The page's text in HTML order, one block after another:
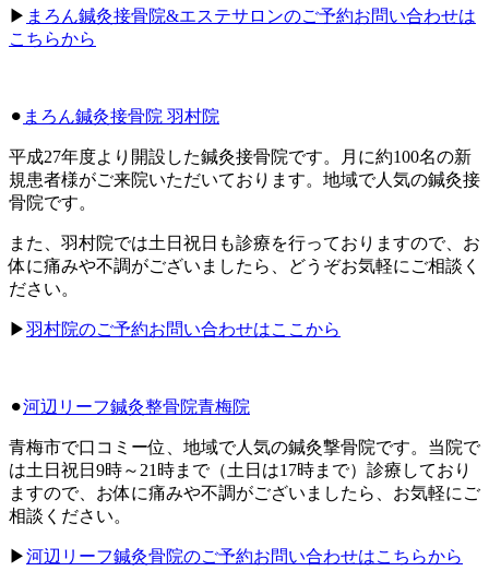
▶︎ まろん鍼灸接骨院&エステサロンのご予約お問い合わせは
こちらから
⚫︎ まろん鍼灸接骨院 羽村院
平成27年度より開設した鍼灸接骨院です。月に約100名の新
規患者様がご来院いただいております。地域で人気の鍼灸接
骨院です。
また、羽村院では土日祝日も診療を行っておりますので、お
体に痛みや不調がございましたら、どうぞお気軽にご相談く
ださい。
▶︎羽村院のご予約お問い合わせはここから
⚫︎河辺リーフ鍼灸整骨院青梅院
青梅市で口コミー位、地域で人気の鍼灸撃骨院です。当院で
は土日祝日9時～21時まで（土日は17時まで）診療しており
ますので、お体に痛みや不調がございましたら、お気軽にご
相談ください。
▶︎河辺リーフ鍼灸骨院のご予約お問い合わせはこちらから